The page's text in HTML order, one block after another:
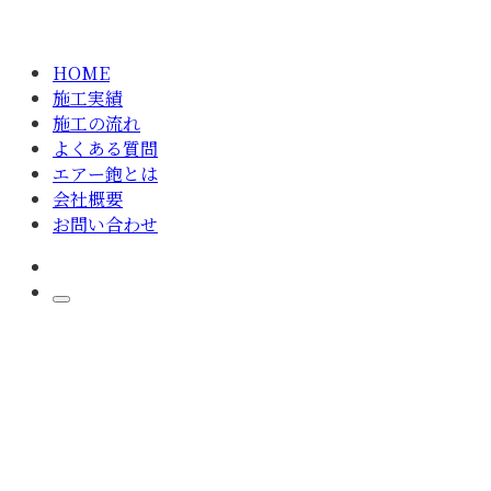
HOME
施工実績
施工の流れ
よくある質問
エアー鉋とは
会社概要
お問い合わせ